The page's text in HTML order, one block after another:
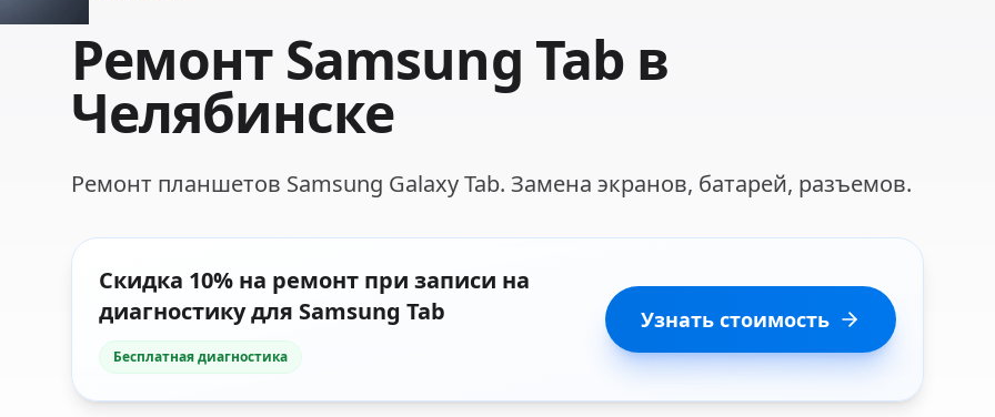
Ремонт Samsung Tab в
Челябинске
Ремонт планшетов Samsung Galaxy Tab. Замена экранов, батарей, разъемов.
Скидка 10% на ремонт при записи на
диагностику для Samsung Tab
Бесплатная диагностика
Узнать стоимость